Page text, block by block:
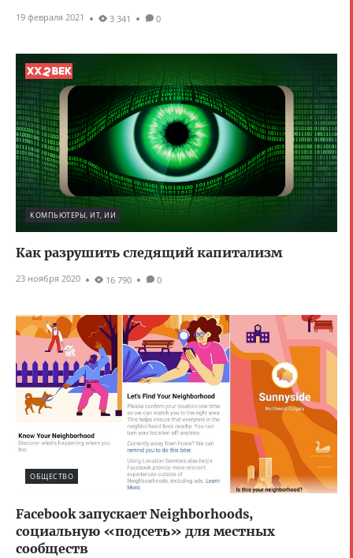
19 февраля 2021 3 341 0
КОМПЬЮТЕРЫ, ИТ, ИИ
Как разрушить следящий капитализм
23 ноября 2020 16 790 0
ОБЩЕСТВО
Facebook запускает Neighborhoods,
социальную «подсеть» для местных
сообществ